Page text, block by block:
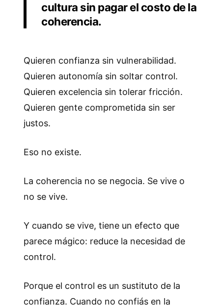
cultura sin pagar el costo de la
coherencia.
Quieren confianza sin vulnerabilidad.
Quieren autonomía sin soltar control.
Quieren excelencia sin tolerar fricción.
Quieren gente comprometida sin ser
justos.
Eso no existe.
La coherencia no se negocia. Se vive o
no se vive.
Y cuando se vive, tiene un efecto que
parece mágico: reduce la necesidad de
control.
Porque el control es un sustituto de la
confianza. Cuando no confiás en la